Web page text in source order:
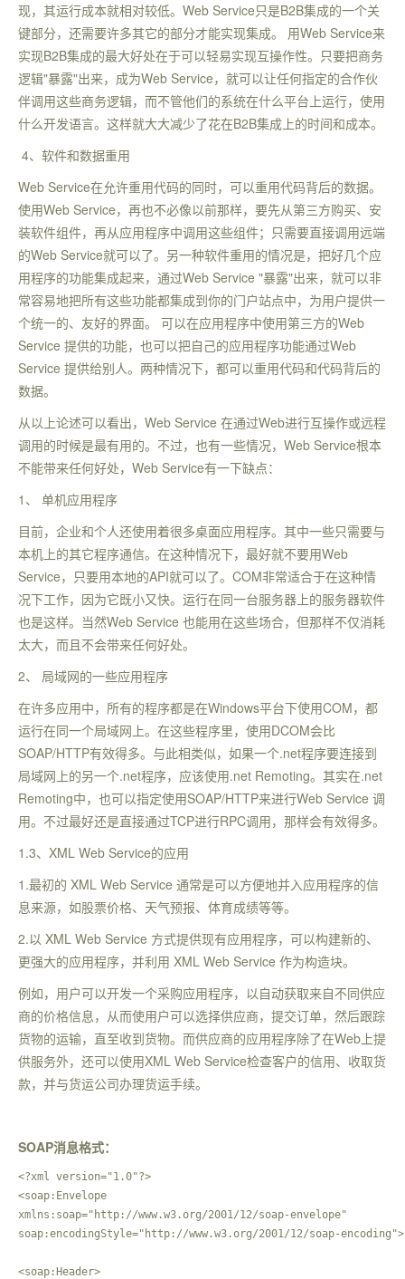
现，其运行成本就相对较低。Web Service只是B2B集成的一个关
键部分，还需要许多其它的部分才能实现集成。 用Web Service来
实现B2B集成的最大好处在于可以轻易实现互操作性。只要把商务
逻辑"暴露"出来，成为Web Service，就可以让任何指定的合作伙
伴调用这些商务逻辑，而不管他们的系统在什么平台上运行，使用
什么开发语言。这样就大大减少了花在B2B集成上的时间和成本。
4、软件和数据重用
Web Service在允许重用代码的同时，可以重用代码背后的数据。
使用Web Service，再也不必像以前那样，要先从第三方购买、安
装软件组件，再从应用程序中调用这些组件；只需要直接调用远端
的Web Service就可以了。另一种软件重用的情况是，把好几个应
用程序的功能集成起来，通过Web Service "暴露"出来，就可以非
常容易地把所有这些功能都集成到你的门户站点中，为用户提供一
个统一的、友好的界面。 可以在应用程序中使用第三方的Web
Service 提供的功能，也可以把自己的应用程序功能通过Web
Service 提供给别人。两种情况下，都可以重用代码和代码背后的
数据。
从以上论述可以看出，Web Service 在通过Web进行互操作或远程
调用的时候是最有用的。不过，也有一些情况，Web Service根本
不能带来任何好处，Web Service有一下缺点：
1、 单机应用程序
目前，企业和个人还使用着很多桌面应用程序。其中一些只需要与
本机上的其它程序通信。在这种情况下，最好就不要用Web
Service，只要用本地的API就可以了。COM非常适合于在这种情
况下工作，因为它既小又快。运行在同一台服务器上的服务器软件
也是这样。当然Web Service 也能用在这些场合，但那样不仅消耗
太大，而且不会带来任何好处。
2、 局域网的一些应用程序
在许多应用中，所有的程序都是在Windows平台下使用COM，都
运行在同一个局域网上。在这些程序里，使用DCOM会比
SOAP/HTTP有效得多。与此相类似，如果一个.net程序要连接到
局域网上的另一个.net程序，应该使用.net Remoting。其实在.net
Remoting中，也可以指定使用SOAP/HTTP来进行Web Service 调
用。不过最好还是直接通过TCP进行RPC调用，那样会有效得多。
1.3、XML Web Service的应用
1.最初的 XML Web Service 通常是可以方便地并入应用程序的信
息来源，如股票价格、天气预报、体育成绩等等。
2.以 XML Web Service 方式提供现有应用程序，可以构建新的、
更强大的应用程序，并利用 XML Web Service 作为构造块。
例如，用户可以开发一个采购应用程序，以自动获取来自不同供应
商的价格信息，从而使用户可以选择供应商，提交订单，然后跟踪
货物的运输，直至收到货物。而供应商的应用程序除了在Web上提
供服务外，还可以使用XML Web Service检查客户的信用、收取货
款，并与货运公司办理货运手续。
SOAP消息格式：
<?xml version="1.0"?>
<soap:Envelope
xmlns:soap="http://www.w3.org/2001/12/soap-envelope"
soap:encodingStyle="http://www.w3.org/2001/12/soap-encoding">
<soap:Header>